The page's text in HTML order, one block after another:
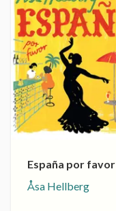
España por favor
Åsa Hellberg